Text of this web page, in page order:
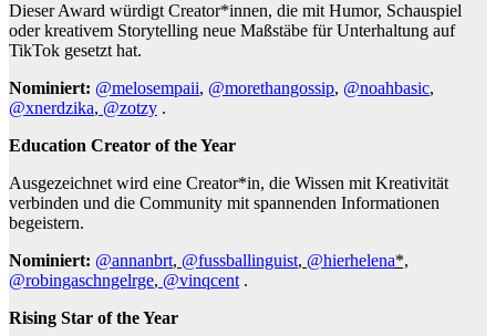
Dieser Award würdigt Creator*innen, die mit Humor, Schauspiel
oder kreativem Storytelling neue Maßstäbe für Unterhaltung auf
TikTok gesetzt hat.
Nominiert: @melosempaii, @morethangossip, @noahbasic,
@xnerdzika, @zotzy .
Education Creator of the Year
Ausgezeichnet wird eine Creator*in, die Wissen mit Kreativität
verbinden und die Community mit spannenden Informationen
begeistern.
Nominiert: @annanbrt, @fussballinguist, @hierhelena*,
@robingaschngelrge, @vinqcent.
Rising Star of the Year